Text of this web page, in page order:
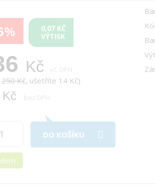
0,07 KČ
VÝTISK
Kč vč. DPH
250 Kč, ušetříte 14 Kč)
Kč bez DPH
DO KOŠÍKU